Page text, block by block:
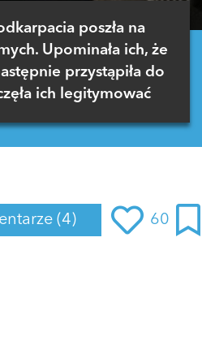
poszła na
Upominała ich, że
przystąpiła do
ich legitymować
(4) 60